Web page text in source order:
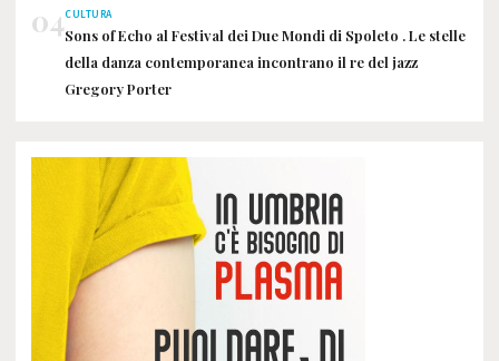
04CULTURA
Sons of Echo al Festival dei Due Mondi di Spoleto . Le stelle
della danza contemporanea incontrano il re del jazz
Gregory Porter